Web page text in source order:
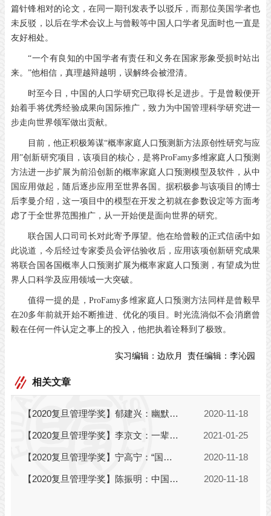
篇针锋相对的论文，在同一期刊发表予以驳斥，而那位美国学者也
未反驳，以后在学术会议上与曾毅等中国人口学者见面时也一直是
友好相处。
“一个有良知的中国学者有责任和义务在国家形象受损时站出
来。”他相信，真理越辩越明，误解终会被澄清。
时至今日，中国的人口学研究已取得长足进步。于是曾毅便开
始着手将优秀经验成果向国际推广，致力为中国管理科学研究进一
步走向世界领军做出贡献。
目前，他正积极筹谋“概率家庭人口预测新方法原创性研究与应
用”创新研究项目，该项目的核心，是将ProFamy多维家庭人口预测
方法进一步扩展为前沿创新的概率家庭人口预测模型及软件，从中
国应用做起，随后逐步应用至世界各国。据积极参与该项目的博士
后李曼介绍，这一项目中的模型在开发之初就在参数设定等方面考
虑了于全世界范围推广，从一开始便是面向世界的研究。
联合国人口司司长对此寄予厚望。他在给曾毅的正式信函中如
此说道，今后经过专家委员会评估验收后，应用该项创新研究成果
将联合国各国概率人口预测扩展为概率家庭人口预测，有望成为世
界人口科学及应用领域一大突破。
值得一提的是，ProFamy多维家庭人口预测方法同样是曾毅早
在20多年前就开始不断推进、优化的项目。时光流淌似不会消磨曾
毅在任何一件认定之事上的投入，他把执着诠释到了极致。
实习编辑： 边欣月 责任编辑： 李沁园
相关文章